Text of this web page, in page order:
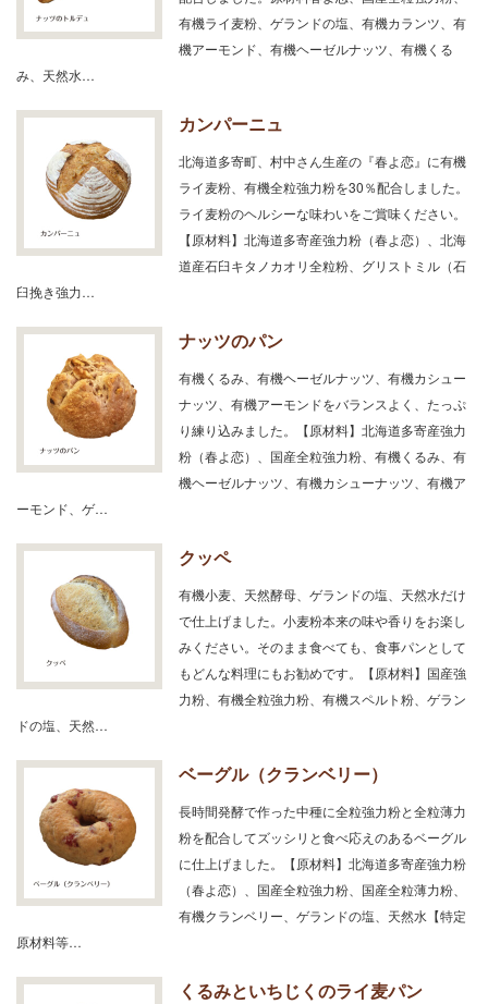
有機ライ麦粉、ゲランドの塩、有機カランツ、有
機アーモンド、有機ヘーゼルナッツ、有機くる
み、天然水…
カンパーニュ
北海道多寄町、村中さん生産の『春よ恋』に有機
ライ麦粉、有機全粒強力粉を30％配合しました。
ライ麦粉のヘルシーな味わいをご賞味ください。
【原材料】北海道多寄産強力粉（春よ恋）、北海
道産石臼キタノカオリ全粒粉、グリストミル（石
臼挽き強力…
ナッツのパン
有機くるみ、有機ヘーゼルナッツ、有機カシュー
ナッツ、有機アーモンドをバランスよく、たっぷ
り練り込みました。【原材料】北海道多寄産強力
粉（春よ恋）、国産全粒強力粉、有機くるみ、有
機ヘーゼルナッツ、有機カシューナッツ、有機ア
ーモンド、ゲ…
クッペ
有機小麦、天然酵母、ゲランドの塩、天然水だけ
で仕上げました。小麦粉本来の味や香りをお楽し
みください。そのまま食べても、食事パンとして
もどんな料理にもお勧めです。【原材料】国産強
力粉、有機全粒強力粉、有機スペルト粉、ゲラン
ドの塩、天然…
ベーグル（クランベリー）
長時間発酵で作った中種に全粒強力粉と全粒薄力
粉を配合してズッシリと食べ応えのあるベーグル
に仕上げました。【原材料】北海道多寄産強力粉
（春よ恋）、国産全粒強力粉、国産全粒薄力粉、
有機クランベリー、ゲランドの塩、天然水【特定
原材料等…
くるみといちじくのライ麦パン